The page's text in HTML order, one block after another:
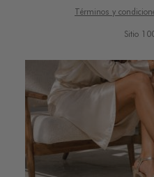
Términos y
Sitio